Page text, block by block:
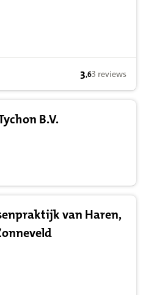
3,6 op basis
3,63 reviews
B.V.
van Haren,